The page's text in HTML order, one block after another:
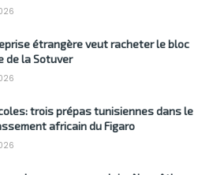
étrangère veut racheter le bloc
de la Sotuver
trois prépas tunisiennes dans le
africain du Figaro